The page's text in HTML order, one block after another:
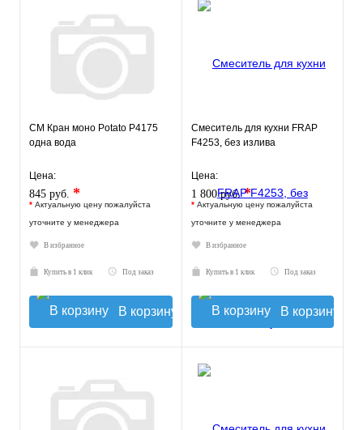
СМ Кран моно Potato P4175
одна вода
Цена:
845 руб. *
* Актуальную цену пожалуйста
уточните у менеджера
В избранное
Купить в 1 клик Под заказ
В корзину
Смеситель для кухни FRAP
F4253, без излива
Цена:
1 800 руб.*
* Актуальную цену пожалуйста
уточните у менеджера
В избранное
Купить в 1 клик Под заказ
В корзину